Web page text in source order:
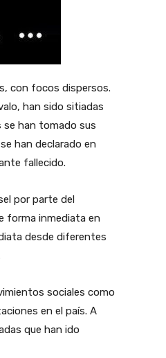
con focos dispersos.
han sido sitiadas
se han tomado sus
han declarado en
fallecido.
por parte del
forma inmediata en
desde diferentes
sociales como
en el país. A
que han ido